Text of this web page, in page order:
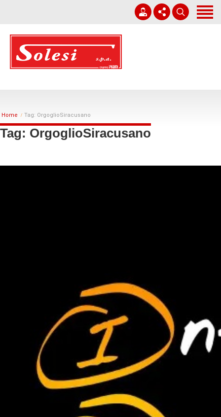
Società
Whistleblowing
News
+39 0931 751411
Home Tag: OrgoglioSiracusano
Tag: OrgoglioSiracusano